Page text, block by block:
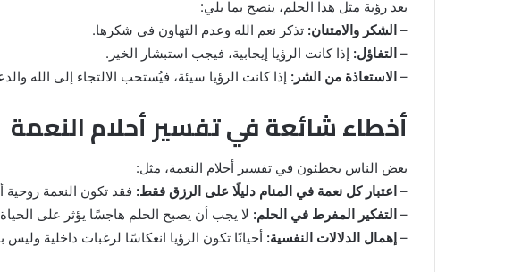
بعد رؤية مثل هذا الحلم، ينصح بما يلي:
– الشكر والامتنان: تذكر نعم الله وعدم التهاون في شكرها.
– التفاؤل: إذا كانت الرؤيا إيجابية، فيجب استبشار الخير.
– الاستعاذة من الشر: إذا كانت الرؤيا سيئة، فيُستحب الالتجاء إلى الله
أخطاء شائعة في تفسير أحلام النعمة
بعض الناس يخطئون في تفسير أحلام النعمة، مثل:
– اعتبار كل نعمة في المنام دليلًا على الرزق فقط: فقد تكون النعمة روحية
– التفكير المفرط في الحلم: لا يجب أن يصبح الحلم هاجسًا يؤثر على الحياة
– إهمال الدلالات النفسية: أحيانًا تكون الرؤيا انعكاسًا لرغبات داخلية